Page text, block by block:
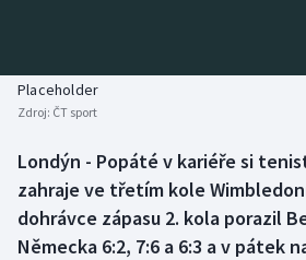
Biatlon
Boby a skeleton
Box
Aplikace ČT sport
AZ kvíz
Placeholder
Zdroj: ČT sport
Londýn - Popáté v kariéře si
zahraje ve třetím kole
dohrávce zápasu 2. kola porazil
Německa 6:2, 7:6 a 6:3 a v pátek